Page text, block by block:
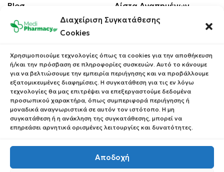
Διαχείριση Συγκατάθεσης
Cookies
Χρησιμοποιούμε τεχνολογίες όπως τα cookies για την αποθήκευση
ή/και την πρόσβαση σε πληροφορίες συσκευών. Αυτό το κάνουμε
για να βελτιώσουμε την εμπειρία περιήγησης και να προβάλλουμε
εξατομικευμένες διαφημίσεις. Η συγκατάθεση για τις εν λόγω
τεχνολογίες θα μας επιτρέψει να επεξεργαστούμε δεδομένα
προσωπικού χαρακτήρα, όπως συμπεριφορά περιήγησης ή
μοναδικά αναγνωριστικά σε αυτόν τον ιστότοπο. Η μη
συγκατάθεση ή η ανάκληση της συγκατάθεσης, μπορεί να
επηρεάσει αρνητικά ορισμένες λειτουργίες και δυνατότητες.
Αποδοχή
Blog
Επικοινωνία
Πολιτική Απορρήτου
Τρόποι Αποστολής
Τρόποι Πληρωμής
Επιστροφές Προϊόντων
Λίστα Αγαπημένων
Οι Παραγγελίες σου
Κέρδισε Κουπόνι
Έκπτωσης